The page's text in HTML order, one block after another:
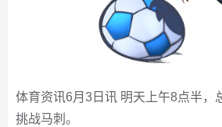
体育资讯6月3日讯 明天上午8点半，
挑战马刺。